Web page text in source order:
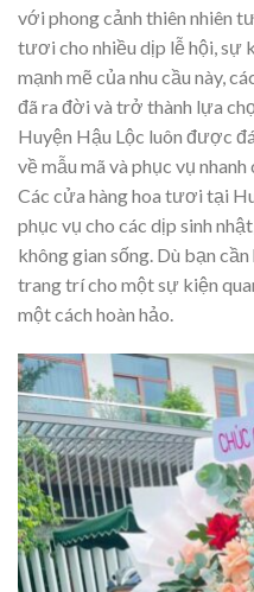
với phong cảnh thiên nhiên
tươi cho nhiều dịp lễ hội, sự
mạnh mẽ của nhu cầu này,
đã ra đời và trở thành lựa
Huyện Hậu Lộc luôn được
về mẫu mã và phục vụ
Các cửa hàng hoa tươi tại
phục vụ cho các dịp sinh
không gian sống. Dù bạn
trang trí cho một sự kiện
một cách hoàn hảo.